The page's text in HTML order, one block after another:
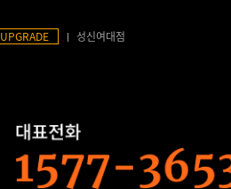
UPGRADE 성신여대점